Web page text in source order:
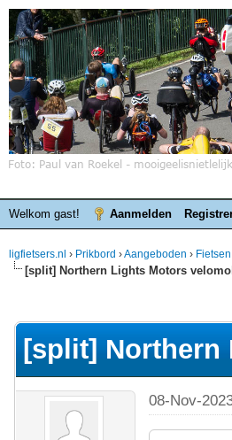
Welkom gast! Aanmelden
ligfietsers.nl › Prikbord ›Aangeboden › Fietsen
[split] Northern Lights Motors
[split] Northern
08-Nov-